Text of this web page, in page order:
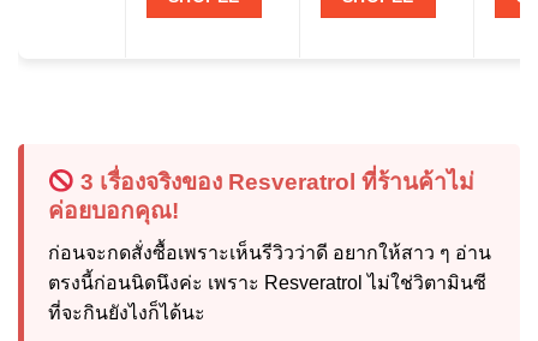
3 เรื่องจริงของ Resveratrol ที่ร้านค้าไม่
ค่อยบอกคุณ!
ก่อนจะกดสั่งซื้อเพราะเห็นรีวิวว่าดี อยากให้สาว ๆ อ่าน
ตรงนี้ก่อนนิดนึงค่ะ เพราะ Resveratrol ไม่ใช่วิตามินซี
ที่จะกินยังไงก็ได้นะ